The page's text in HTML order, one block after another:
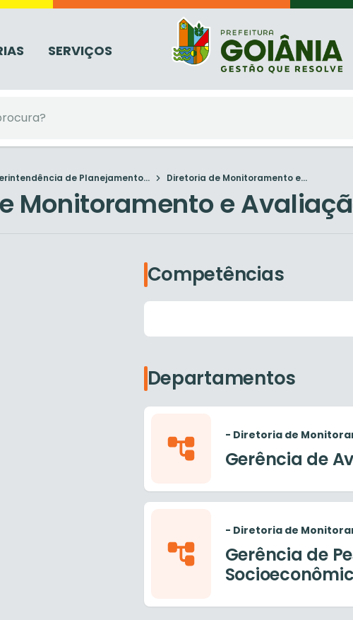
SERVIÇOS
de Planejamento... Diretoria de Monitoramento e...
Monitoramento e
Competências
Departamentos
- Diretoria de
Gerência de
- Diretoria de
Gerência de